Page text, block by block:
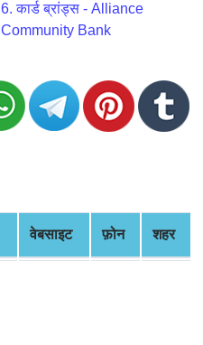
6. कार्ड ब्रांड्स - Alliance
Community Bank
वेबसाइट फ़ोन शहर